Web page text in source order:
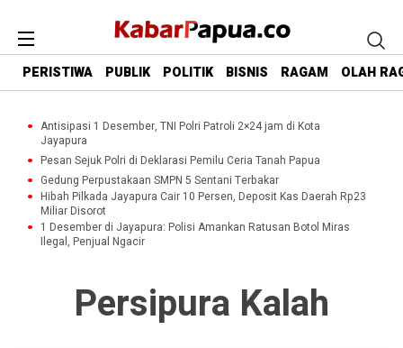
PERISTIWA PUBLIK POLITIK BISNIS RAGAM OLAH
Antisipasi 1 Desember, TNI Polri Patroli 2×24 jam di Kota
Jayapura
Pesan Sejuk Polri di Deklarasi Pemilu Ceria Tanah Papua
Gedung Perpustakaan SMPN 5 Sentani Terbakar
Hibah Pilkada Jayapura Cair 10 Persen, Deposit Kas Daerah Rp23
Miliar Disorot
1 Desember di Jayapura: Polisi Amankan Ratusan Botol Miras
Ilegal, Penjual Ngacir
Persipura Kalah